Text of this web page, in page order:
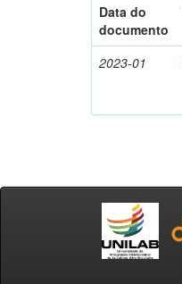
Data do
documento
2023-01